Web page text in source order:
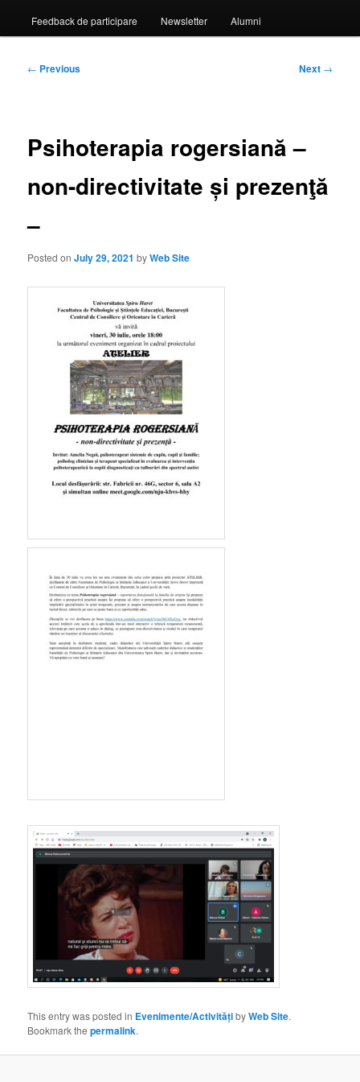
Feedback de participare Newsletter Alumni
Post
← Previous Next →
Psihoterapia rogersiană –
non-directivitate și prezenţă
–
Posted onJuly 29, 2021 byWeb Site
This entry was posted in Evenimente/ActivitățibyWeb Site.
Bookmark thepermalink.